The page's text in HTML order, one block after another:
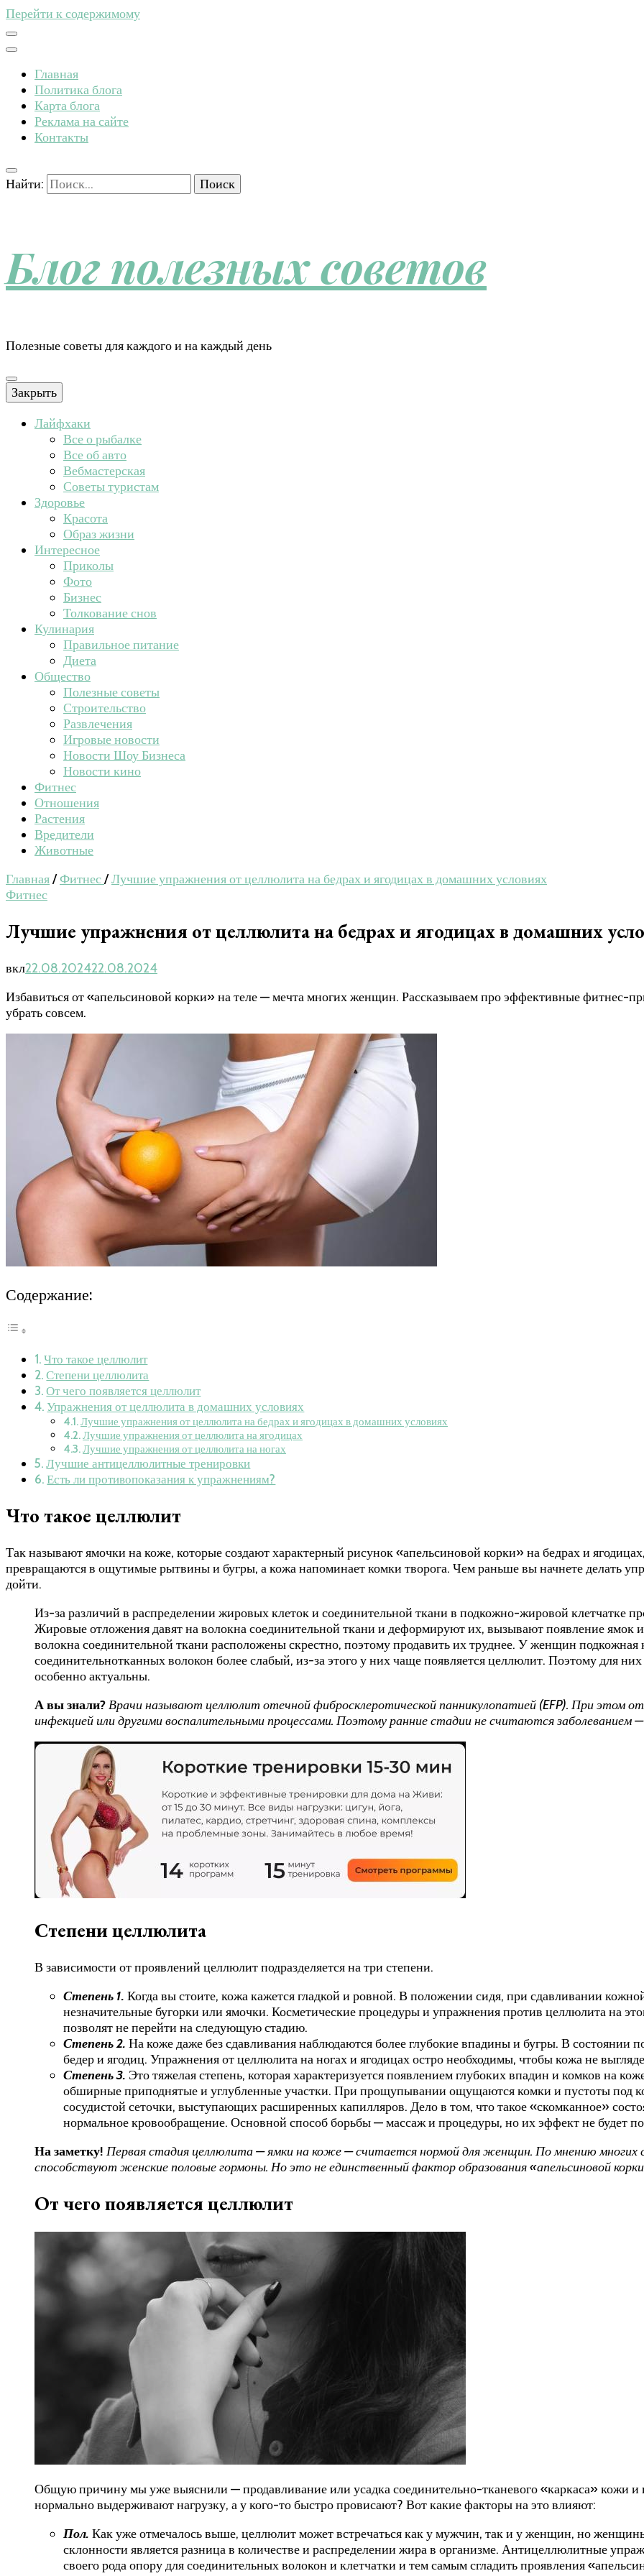
Перейти к содержимому
Главная
Политика блога
Карта блога
Реклама на сайте
Контакты
Найти:
Блог полезных советов
Полезные советы для каждого и на каждый день
Закрыть
Лайфхаки
Все о рыбалке
Все об авто
Вебмастерская
Советы туристам
Здоровье
Красота
Образ жизни
Интересное
Приколы
Фото
Бизнес
Толкование снов
Кулинария
Правильное питание
Диета
Общество
Полезные советы
Строительство
Развлечения
Игровые новости
Новости Шоу Бизнеса
Новости кино
Фитнес
Отношения
Растения
Вредители
Животные
Главная/Фитнес/Лучшие упражнения от целлюлита на бедрах и ягодицах в домашних условиях
Фитнес
Лучшие упражнения от целлюлита на бедрах и ягодицах в домашних
вкл22.08.202422.08.2024
Избавиться от «апельсиновой корки» на теле — мечта многих женщин. Рассказываем про эффективные фитнес-
убрать совсем.
Содержание:
Что такое целлюлит
Степени целлюлита
От чего появляется целлюлит
Упражнения от целлюлита в домашних условиях
Лучшие упражнения от целлюлита на бедрах и ягодицах в домашних условиях
Лучшие упражнения от целлюлита на ягодицах
Лучшие упражнения от целлюлита на ногах
Лучшие антицеллюлитные тренировки
Есть ли противопоказания к упражнениям?
Что такое целлюлит
Так называют ямочки на коже, которые создают характерный рисунок «апельсиновой корки» на бедрах и
превращаются в ощутимые рытвины и бугры, а кожа напоминает комки творога. Чем раньше вы начнете делать
дойти.
Из-за различий в распределении жировых клеток и соединительной ткани в подкожно-жировой клетчатке
Жировые отложения давят на волокна соединительной ткани и деформируют их, вызывают появление ямок
волокна соединительной ткани расположены скрестно, поэтому продавить их труднее. У женщин подкожная
соединительнотканных волокон более слабый, из-за этого у них чаще появляется целлюлит. Поэтому для
особенно актуальны.
А вы знали?Врачи называют целлюлит отечной фибросклеротической панникулопатией (EFP). При этом
инфекцией или другими воспалительными процессами. Поэтому ранние стадии не считаются заболеванием
Степени целлюлита
В зависимости от проявлений целлюлит подразделяется на три степени.
Степень 1. Когда вы стоите, кожа кажется гладкой и ровной. В положении сидя, при сдавливании
незначительные бугорки или ямочки. Косметические процедуры и упражнения против целлюлита на
позволят не перейти на следующую стадию.
Степень 2. На коже даже без сдавливания наблюдаются более глубокие впадины и бугры. В состоянии
бедер и ягодиц. Упражнения от целлюлита на ногах и ягодицах остро необходимы, чтобы кожа не
Степень 3. Это тяжелая степень, которая характеризуется появлением глубоких впадин и комков на
обширные приподнятые и углубленные участки. При прощупывании ощущаются комки и пустоты под
сосудистой сеточки, выступающих расширенных капилляров. Дело в том, что такое «скомканное»
нормальное кровообращение. Основной способ борьбы — массаж и процедуры, но их эффект не будет
На заметку! Первая стадия целлюлита — ямки на коже — считается нормой для женщин. По мнению многих
способствуют женские половые гормоны. Но это не единственный фактор образования «апельсиновой
От чего появляется целлюлит
Общую причину мы уже выяснили — продавливание или усадка соединительно-тканевого «каркаса» кожи и
нормально выдерживают нагрузку, а у кого-то быстро провисают? Вот какие факторы на это влияют:
Пол. Как уже отмечалось выше, целлюлит может встречаться как у мужчин, так и у женщин, но
склонности является разница в количестве и распределении жира в организме. Антицеллюлитные
своего рода опору для соединительных волокон и клетчатки и тем самым сгладить проявления